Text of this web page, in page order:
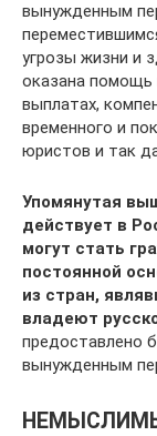
вынужденным
угрозы жизни и
оказана помощь
выплатах,
временного и
юристов и так
Упомянутая
действует в
могут стать
постоянной
из стран,
владеют
предоставлено
вынужденным